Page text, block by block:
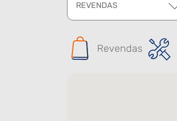
REVENDAS
Revendas